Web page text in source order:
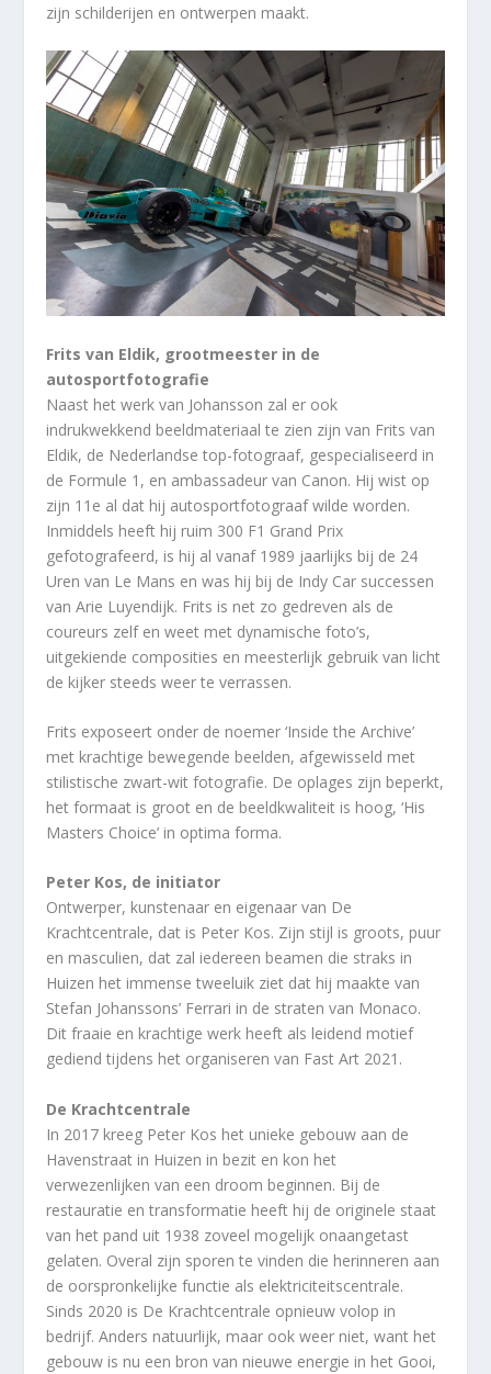
zijn schilderijen en ontwerpen maakt.
Frits van Eldik, grootmeester in de
autosportfotografie
Naast het werk van Johansson zal er ook
indrukwekkend beeldmateriaal te zien zijn van Frits van
Eldik, de Nederlandse top-fotograaf, gespecialiseerd in
de Formule 1, en ambassadeur van Canon. Hij wist op
zijn 11e al dat hij autosportfotograaf wilde worden.
Inmiddels heeft hij ruim 300 F1 Grand Prix
gefotografeerd, is hij al vanaf 1989 jaarlijks bij de 24
Uren van Le Mans en was hij bij de Indy Car successen
van Arie Luyendijk. Frits is net zo gedreven als de
coureurs zelf en weet met dynamische foto’s,
uitgekiende composities en meesterlijk gebruik van licht
de kijker steeds weer te verrassen.
Frits exposeert onder de noemer ‘Inside the Archive’
met krachtige bewegende beelden, afgewisseld met
stilistische zwart-wit fotografie. De oplages zijn beperkt,
het formaat is groot en de beeldkwaliteit is hoog, ‘His
Masters Choice’ in optima forma.
Peter Kos, de initiator
Ontwerper, kunstenaar en eigenaar van De
Krachtcentrale, dat is Peter Kos. Zijn stijl is groots, puur
en masculien, dat zal iedereen beamen die straks in
Huizen het immense tweeluik ziet dat hij maakte van
Stefan Johanssons’ Ferrari in de straten van Monaco.
Dit fraaie en krachtige werk heeft als leidend motief
gediend tijdens het organiseren van Fast Art 2021.
De Krachtcentrale
In 2017 kreeg Peter Kos het unieke gebouw aan de
Havenstraat in Huizen in bezit en kon het
verwezenlijken van een droom beginnen. Bij de
restauratie en transformatie heeft hij de originele staat
van het pand uit 1938 zoveel mogelijk onaangetast
gelaten. Overal zijn sporen te vinden die herinneren aan
de oorspronkelijke functie als elektriciteitscentrale.
Sinds 2020 is De Krachtcentrale opnieuw volop in
bedrijf. Anders natuurlijk, maar ook weer niet, want het
gebouw is nu een bron van nieuwe energie in het Gooi,